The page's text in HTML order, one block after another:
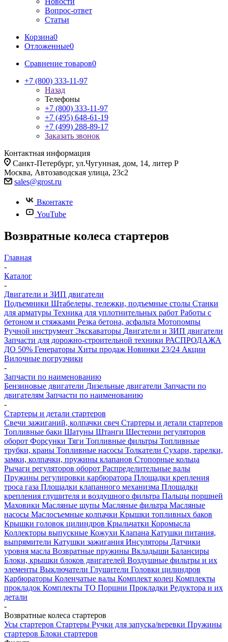
Вопрос-ответ
Статьи
Корзина0
Отложенные0
Сравнение товаров0
+7 (800) 333-11-97
Назад
Телефоны
+7 (800) 333-11-97
+7 (495) 648-61-19
+7 (499) 288-89-17
Заказать звонок
Контактная информация
Санкт-Петербург, ул.Чугунная, дом, 14, литер Р
Москва, Автозаводская улица, 23с2
sales@grost.ru
Вконтакте
YouTube
Возвратные колеса стартеров
Главная
-
Каталог
-
Двигатели и ЗИП двигатели
Подъемники Штабелеры, тележки, подъемные столы Станки
для арматуры Техника для уплотнительных работ Работы с
бетоном и стяжками Резка бетона, асфальта Мотопомпы
Ручной инструмент Экскаваторы Двигатели и ЗИП двигатели
Запчасти для дорожно-строительной техники РАСПРОДАЖА
ДО 50% Генераторы Хиты продаж Новинки 23/24 Акции
Вилочные погрузчики
-
Запчасти по наименованию
Бензиновые двигатели Дизельные двигатели Запчасти по
двигателям Запчасти по наименованию
-
Стартеры и детали стартеров
Свечи зажиганий, колпачки свеч Стартеры и детали стартеров
Топливные баки Шатуны Штанги Шестерни регуляторов
оборот Форсунки Тяги Топливные фильтры Топливные
трубки, краны Топливные насосы Толкатели Сухари, тарелки,
замки, колпачки, пружины клапанов Стопорные кольца
Рычаги регуляторов оборот Распределительные валы
Пружины регулировки карбюратора Площадки крепления
троса газа Площадки клапанного механизма Площадки
крепления глушителя и воздушного фильтра Пальцы поршней
Маховики Масляные щупы Масляные фильтра Масляные
насосы Маслосъемные колпачки Крышки топливных баков
Крышки головок цилиндров Крыльчатки Коромысла
Коллекторы выпускные Кожухи Клапана Катушки питания,
выпрямители Катушки зажигания Инсуляторы Датчики
уровня масла Возвратные пружины Вкладыши Балансиры
Блоки, крышки блоков двигателей Воздушные фильтры и их
элементы Выключатели Глушители Головки цилиндров
Карбюраторы Коленчатые валы Комплект колец Комплекты
прокладок Комплекты ТО Поршни Прокладки Редуктора и их
детали
-
Возвратные колеса стартеров
Усы стартеров Стартеры Ручки для запуска/веревки Пружины
стартеров Блоки стартеров